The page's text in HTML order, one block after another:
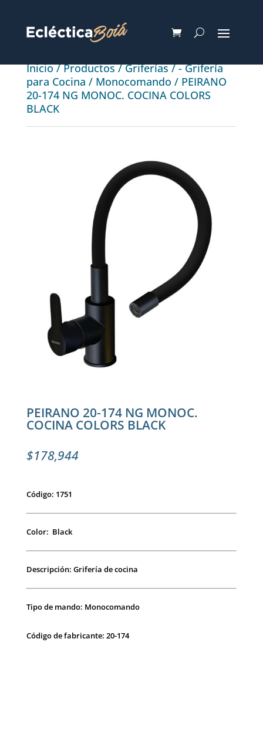
Inicio/Productos/Griferías/- Grifería
para Cocina / Monocomando / PEIRANO
20-174 NG MONOC. COCINA COLORS
BLACK
PEIRANO 20-174 NG MONOC.
COCINA COLORS BLACK
$178,944
Código: 1751
Color: Black
Descripción: Grifería de cocina
Tipo de mando: Monocomando
Código de fabricante: 20-174